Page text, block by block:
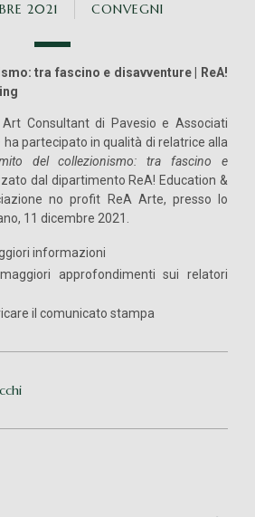
2021 CONVEGNI
tra fascino e disavventure | ReA!
Consultant di Pavesio e Associati
partecipato in qualità di relatrice alla
del collezionismo: tra fascino e
dal dipartimento ReA! Education &
no profit ReA Arte, presso lo
11 dicembre 2021.
informazioni
approfondimenti sui relatori
il comunicato stampa